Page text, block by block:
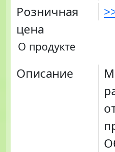
Розничная
цена
О продукте
Описание